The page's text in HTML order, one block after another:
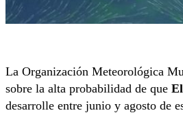
La Organización Meteorológica
sobre la alta probabilidad de que
desarrolle entre junio y agosto de